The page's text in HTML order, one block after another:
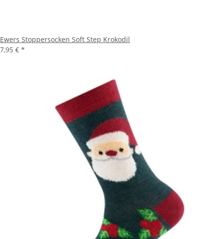
Ewers Stoppersocken Soft Step Krokodil
7,95 € *